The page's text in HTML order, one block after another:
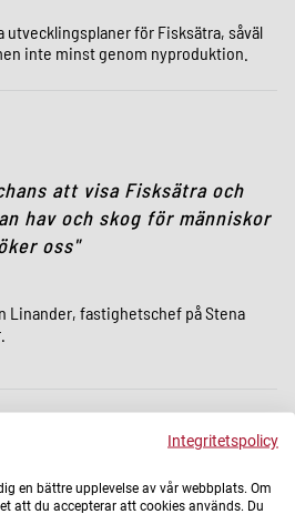
utvecklingsplaner för Fisksätra, såväl
inte minst genom nyproduktion.
att visa Fisksätra och
hav och skog för människor
oss
Linander, fastighetschef på Stena
Frisk Generation och Fisksätra IF har
orientering. Familjerna har möjlighet
i maj.
Integritetspolicy
en bättre upplevelse av vår webbplats. Om
att du accepterar att cookies används. Du